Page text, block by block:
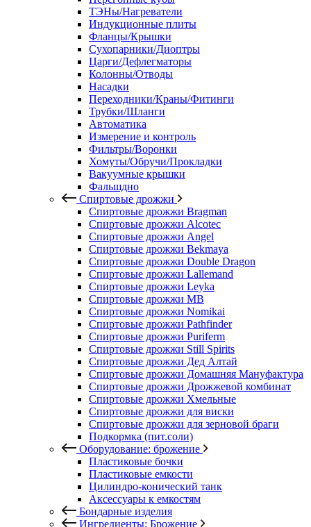
ТЭНы/Нагреватели
Индукционные плиты
Фланцы/Крышки
Сухопарники/Диоптры
Царги/Дефлегматоры
Колонны/Отводы
Насадки
Переходники/Краны/Фитинги
Трубки/Шланги
Автоматика
Измерение и контроль
Фильтры/Воронки
Хомуты/Обручи/Прокладки
Вакуумные крышки
Фальшдно
Спиртовые дрожжи
Спиртовые дрожжи Bragman
Спиртовые дрожжи Alcotec
Спиртовые дрожжи Angel
Спиртовые дрожжи Bekmaya
Спиртовые дрожжи Double Dragon
Спиртовые дрожжи Lallemand
Спиртовые дрожжи Leyka
Спиртовые дрожжи MB
Спиртовые дрожжи Nomikai
Спиртовые дрожжи Pathfinder
Спиртовые дрожжи Puriferm
Спиртовые дрожжи Still Spirits
Спиртовые дрожжи Дед Алтай
Спиртовые дрожжи Домашняя Мануфактура
Спиртовые дрожжи Дрожжевой комбинат
Спиртовые дрожжи Хмельные
Спиртовые дрожжи для виски
Спиртовые дрожжи для зерновой браги
Подкормка (пит.соли)
Оборудование: брожение
Пластиковые бочки
Пластиковые емкости
Цилиндро-конический танк
Аксессуары к емкостям
Бондарные изделия
Ингредиенты: Брожение